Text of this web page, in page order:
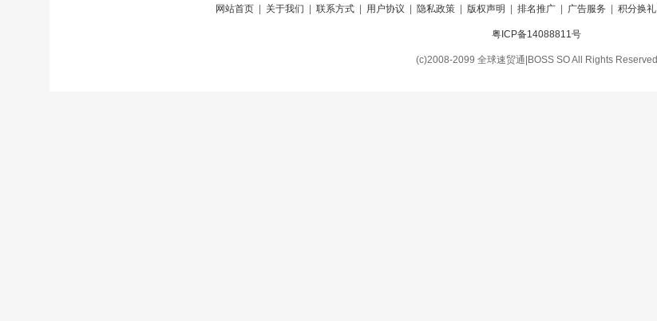
网站首页 关于我们 联系方式 用户协议 隐私政策 版权声明 排名推广 广告服务 积分换礼
粤ICP备14088811号
(c)2008-2099 全球速贸通|BOSS SO All Rights Reserved